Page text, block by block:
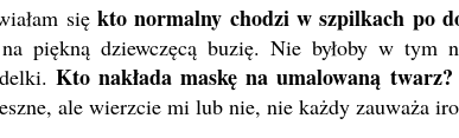
się kto normalny chodzi w szpilkach po
piękną dziewczęcą buzię. Nie byłoby w tym
Kto nakłada maskę na umalowaną twarz?
ale wierzcie mi lub nie, nie każdy zauważa